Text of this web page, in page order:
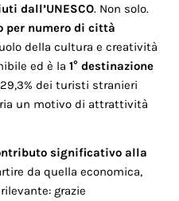
dall’UNESCO. Non solo.
per numero di città
della cultura e creatività
ed è la1° destinazione
dei turisti stranieri
un motivo di attrattività
significativo alla
da quella economica,
grazie